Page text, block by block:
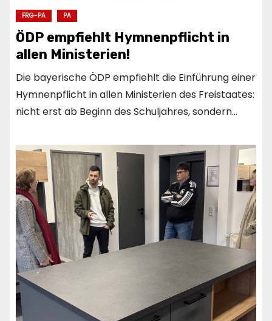
FRG-PA PA
ÖDP empfiehlt Hymnenpflicht in
allen Ministerien!
Die bayerische ÖDP empfiehlt die Einführung einer
Hymnenpflicht in allen Ministerien des Freistaates:
nicht erst ab Beginn des Schuljahres, sondern…